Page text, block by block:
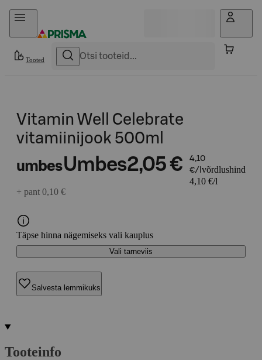
Otse sisu juurde
Tooted
Vitamin Well Celebrate
vitamiinijook 500ml
umbesUmbes2,05 €
4,10
€/l võrdlushind
4,10 €/l
+ pant 0,10 €
Täpse hinna nägemiseks vali kauplus
Vali tarneviis
Salvesta lemmikuks
Tooteinfo